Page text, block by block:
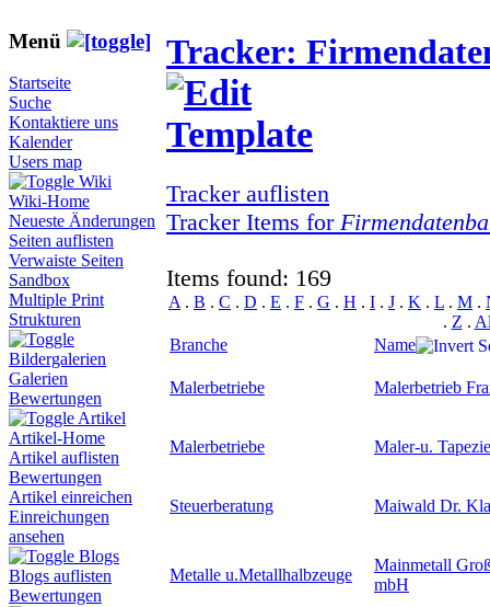
Menü
Startseite
Suche
Kontaktiere uns
Kalender
Users map
Wiki
Wiki-Home
Neueste Änderungen
Seiten auflisten
Verwaiste Seiten
Sandbox
Multiple Print
Strukturen
Bildergalerien
Galerien
Bewertungen
Artikel
Artikel-Home
Artikel auflisten
Bewertungen
Artikel einreichen
Einreichungen
ansehen
Blogs
Blogs auflisten
Bewertungen
Tracker:
Tracker auflisten
Tracker Items for
Items found: 169
A . B . C . D . E . F . G . H . I . J . K . L . M .
. Z .
Branche
Name
Malerbetriebe Malerbetrieb
Malerbetriebe Maler-u.
Steuerberatung Maiwald Dr.
Metalle u.Metallhalbzeuge
Mainmetall
mbH